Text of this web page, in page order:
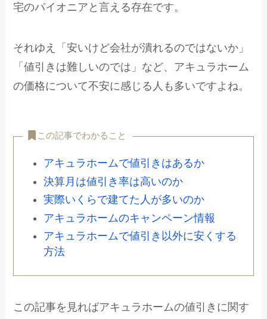
宅のパイオニアと言える存在です。
それゆえ「安いけど会社が潰れるのではないか」
「値引きは難しいのでは」など、アキュラホーム
の価格について不安に感じる人も多いですよね。
この記事でわかること
アキュラホームで値引きはあるか
決算月は値引き率は高いのか
実際いくらで建てた人が多いのか
アキュラホームのキャンペーン情報
アキュラホームで値引き以外に安くする
方法
この記事を見ればアキュラホームの値引きに関す